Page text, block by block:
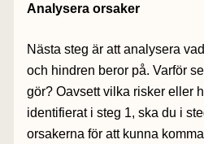
Analysera orsaker
Nästa steg är att analysera
och hindren beror på. Varför
gör? Oavsett vilka risker eller
identifierat i steg 1, ska du i
orsakerna för att kunna